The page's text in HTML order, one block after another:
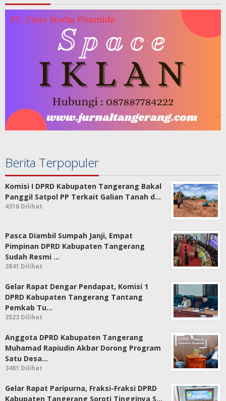
Berita Terpopuler
Komisi I DPRD Kabupaten Tangerang Bakal
Panggil Satpol PP Terkait Galian Tanah d…
4316 Dilihat
Pasca Diambil Sumpah Janji, Empat
Pimpinan DPRD Kabupaten Tangerang
Sudah Resmi …
3841 Dilihat
Gelar Rapat Dengar Pendapat, Komisi 1
DPRD Kabupaten Tangerang Tantang
Pemkab Tu…
3523 Dilihat
Anggota DPRD Kabupaten Tangerang
Muhamad Rapiudin Akbar Dorong Program
Satu Desa…
3481 Dilihat
Gelar Rapat Paripurna, Fraksi-Fraksi DPRD
Kabupaten Tangerang Soroti Tingginya S…